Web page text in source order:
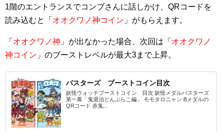
1階のエントランスでコンブさんに話しかけ、QRコードを
読み込むと「 オオクワノ神コイン 」がもらえます。
「 オオクワノ神 」が出なかった場合、次回は「 オオクワノ
神コイン 」のブーストレベルが最大3まで上昇。
バスターズ ブーストコイン目次
妖怪ウォッチブーストコイン 目次 妖怪メダルバスターズ
第一幕「鬼退治どんぶらこ編」 モモタロニャン Bメダルの
QRコード 赤鬼...